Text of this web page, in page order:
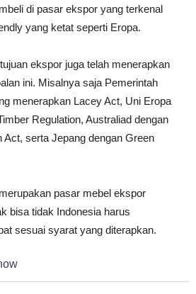
di pasar ekspor yang terkenal
yang ketat seperti Eropa.
ekspor juga telah menerapkan
ini. Misalnya saja Pemerintah
menerapkan Lacey Act, Uni Eropa
Regulation, Australiad dengan
Act, serta Jepang dengan Green
pasar mebel ekspor
bisa tidak Indonesia harus
sesuai syarat yang diterapkan.